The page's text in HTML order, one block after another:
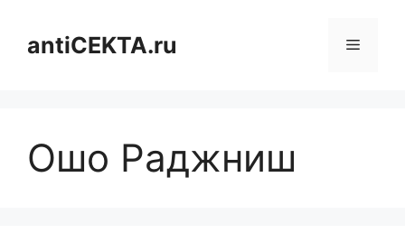
содержимому
antiCEKTA.ru Меню
Ошо Раджниш